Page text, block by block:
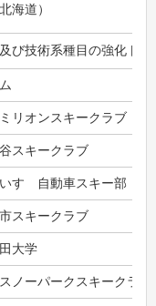
海道）
び技術系種目の強化トレ
リオンスキークラブ
スキークラブ
すゞ自動車スキー部
スキークラブ
大学
ノーパークスキークラブ